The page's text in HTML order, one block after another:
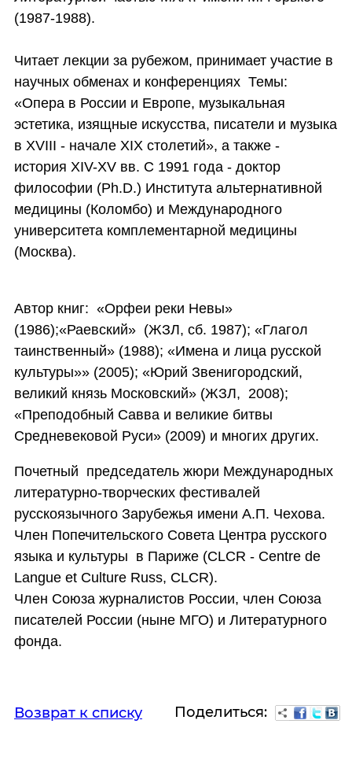
(1987-1988).
Читает лекции за рубежом, принимает участие в
научных обменах и конференциях Темы:
«Опера в России и Европе, музыкальная
эстетика, изящные искусства, писатели и музыка
в XVIII - начале XIX столетий», а также -
история XIV-XV вв. С 1991 года - доктор
философии (Ph.D.) Института альтернативной
медицины (Коломбо) и Международного
университета комплементарной медицины
(Москва).
Автор книг: «Орфеи реки Невы»
(1986);«Раевский» (ЖЗЛ, сб. 1987); «Глагол
таинственный» (1988); «Имена и лица русской
культуры»» (2005); «Юрий Звенигородский,
великий князь Московский» (ЖЗЛ, 2008);
«Преподобный Савва и великие битвы
Средневековой Руси» (2009) и многих других.
Почетный председатель жюри Международных
литературно-творческих фестивалей
русскоязычного Зарубежья имени А.П. Чехова.
Член Попечительского Совета Центра русского
языка и культуры в Париже (CLCR - Centre de
Langue et Culture Russ, CLCR).
Член Союза журналистов России, член Союза
писателей России (ныне МГО) и Литературного
фонда.
Возврат к списку Поделиться: